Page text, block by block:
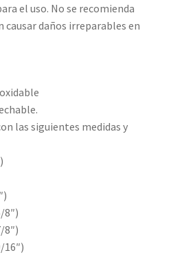
el uso. No se recomienda
daños irreparables en
las siguientes medidas y
8″)
8″)
16″)